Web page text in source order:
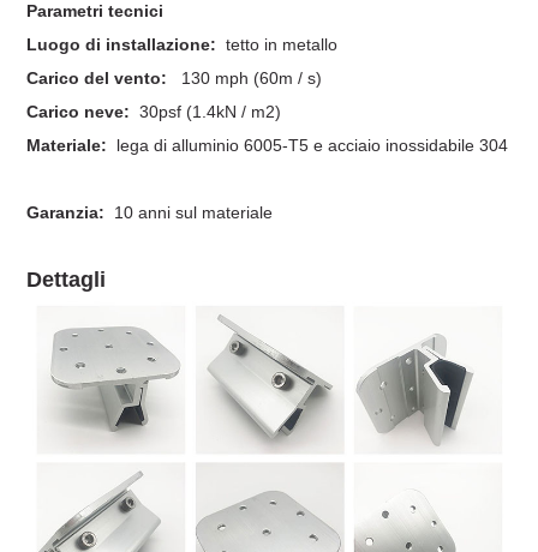
Parametri tecnici
Luogo di installazione: tetto in metallo
Carico del vento:
130 mph (60m / s)
Carico neve: 30psf (1.4kN / m2)
Materiale:
lega di alluminio 6005-T5 e acciaio inossidabile 304
Garanzia: 10 anni sul materiale
Dettagli